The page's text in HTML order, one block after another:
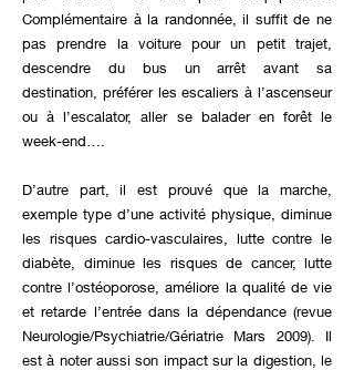
Complémentaire à la randonnée, il suffit de ne
pas prendre la voiture pour un petit trajet,
descendre du bus un arrêt avant sa
destination, préférer les escaliers à l’ascenseur
ou à l’escalator, aller se balader en forêt le
week-end….
D’autre part, il est prouvé que la marche,
exemple type d’une activité physique, diminue
les risques cardio-vasculaires, lutte contre le
diabète, diminue les risques de cancer, lutte
contre l’ostéoporose, améliore la qualité de vie
et retarde l’entrée dans la dépendance (revue
Neurologie/Psychiatrie/Gériatrie Mars 2009). Il
est à noter aussi son impact sur la digestion, le